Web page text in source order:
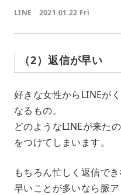
LINE 2021.01.22 Fri
（2）返信が早い
好きな女性からLINEが
なるもの。
どのようなLINEが来た
をつけてしまいます。
もちろん忙しく返信で
早いことが多いなら脈ア